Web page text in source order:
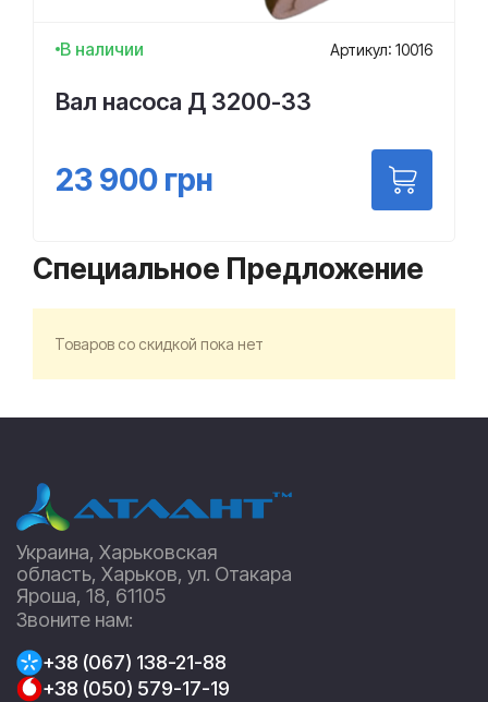
В наличии Артикул: 10016
Вал насоса Д 3200-33
23 900 грн
Специальное Предложение
Товаров со скидкой пока нет
Украина, Харьковская
область, Харьков, ул. Отакара
Яроша, 18, 61105
Звоните нам:
+38 (067) 138-21-88
+38 (050) 579-17-19